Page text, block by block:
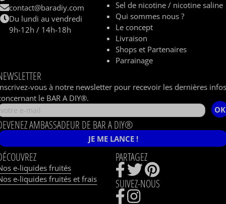
contact@baradiy.com
Du lundi au vendredi
9h-12h / 14h-18h
Sel de nicotine / nicotine saline
Qui sommes nous ?
Le concept
Livraison
Shops et Partenaires
Parrainage
vous à notre newsletter pour recevoir les dernières
le BAR A DIY®.
OK
AMBASSADEUR DE BAR A DIY®
JE ME LANCE !
e-liquides fruités
e-liquides fruités et frais
PARTAGEZ
SUIVEZ-NOUS